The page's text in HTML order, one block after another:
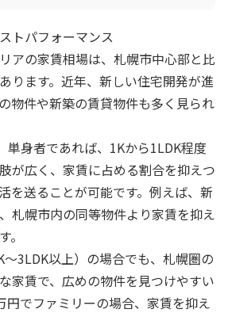
トパフォーマンス
アの家賃相場は、札幌市中心部と比
ります。近年、新しい住宅開発が進
物件や新築の賃貸物件も多く見られ
単身者であれば、1Kから1LDK程度
が広く、家賃に占める割合を抑えつ
を送ることが可能です。例えば、新
札幌市内の同等物件より家賃を抑え
。
3LDK以上）の場合でも、札幌圏の
家賃で、広めの物件を見つけやすい
円でファミリーの場合、家賃を抑え